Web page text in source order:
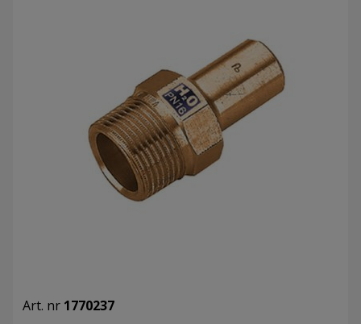
Art. nr 1770237